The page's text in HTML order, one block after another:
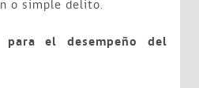
o simple delito.
para el desempeño del